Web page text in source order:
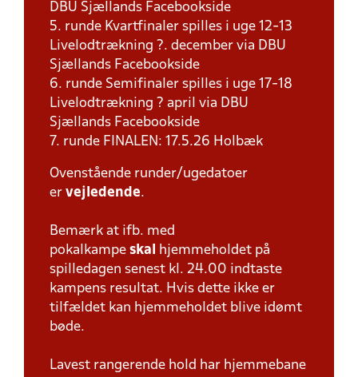
DBU Sjællands Facebookside
5. runde Kvartfinaler spilles i uge 12-13
Livelodtrækning ?. december via DBU
Sjællands Facebookside
6. runde Semifinaler spilles i uge 17-18
Livelodtrækning ? april via DBU
Sjællands Facebookside
7. runde FINALEN: 17.5.26 Holbæk
Ovenstående runder/ugedatoer
er vejledende.
Bemærk at ifb. med
pokalkampe skal
hjemmeholdet på
spilledagen senest kl. 24.00 indtaste
kampens resultat. Hvis dette ikke er
tilfældet kan hjemmeholdet blive idømt
bøde.
Lavest rangerende hold har hjemmebane